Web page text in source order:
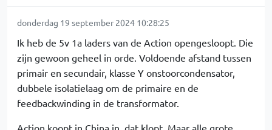
donderdag 19 september 2024 10:28:25
Ik heb de 5v 1a laders van de Action opengesloopt. Die
zijn gewoon geheel in orde. Voldoende afstand tussen
primair en secundair, klasse Y onstoorcondensator,
dubbele isolatielaag om de primaire en de
feedbackwinding in de transformator.
Action koopt in China in, dat klopt. Maar alle grote